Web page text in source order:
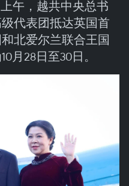
午，越共中央总书
代表团抵达英国首
北爱尔兰联合王国
月28日至30日。